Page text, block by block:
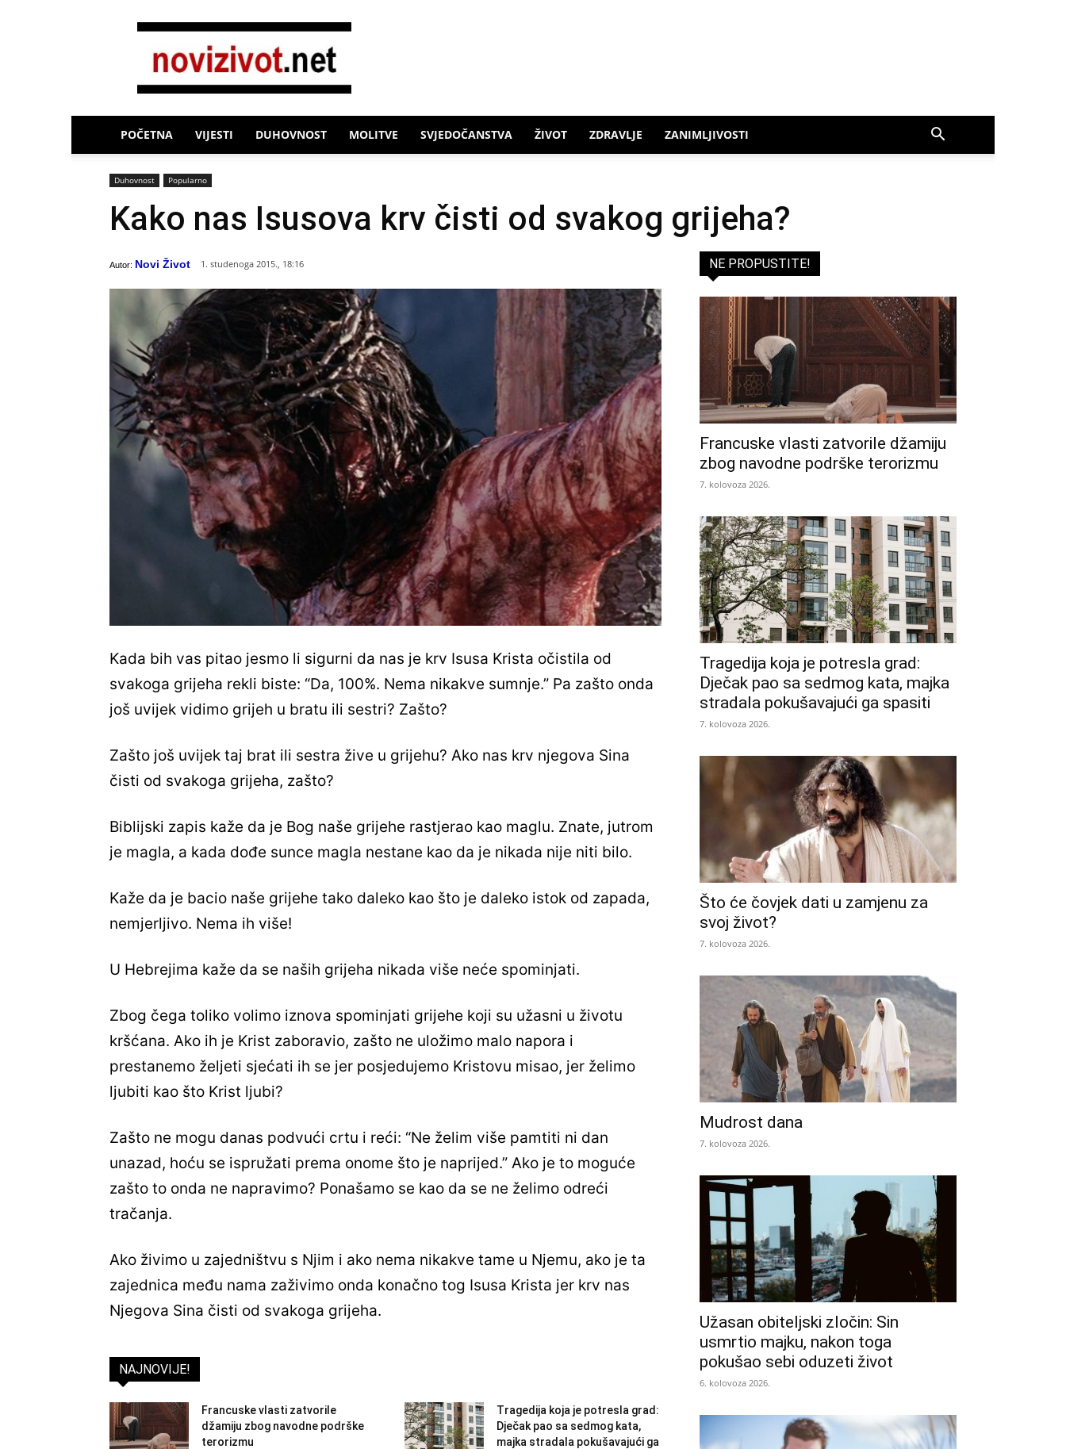
Novi
POČETNA VIJESTI DUHOVNOST MOLITVE SVJEDOČANSTVA ŽIVOT ZDRAVLJE ZANIMLJIVOSTI
Duhovnost Popularno
Kako nas Isusova krv čisti od svakog grijeha?
Autor: Novi Život 1. studenoga 2015., 18:16
Kada bih vas pitao jesmo li sigurni da nas je krv Isusa Krista očistila od
svakoga grijeha rekli biste: “Da, 100%. Nema nikakve sumnje.” Pa zašto onda
još uvijek vidimo grijeh u bratu ili sestri? Zašto?
Zašto još uvijek taj brat ili sestra žive u grijehu? Ako nas krv njegova Sina
čisti od svakoga grijeha, zašto?
Biblijski zapis kaže da je Bog naše grijehe rastjerao kao maglu. Znate, jutrom
je magla, a kada dođe sunce magla nestane kao da je nikada nije niti bilo.
Kaže da je bacio naše grijehe tako daleko kao što je daleko istok od zapada,
nemjerljivo. Nema ih više!
U Hebrejima kaže da se naših grijeha nikada više neće spominjati.
Zbog čega toliko volimo iznova spominjati grijehe koji su užasni u životu
kršćana. Ako ih je Krist zaboravio, zašto ne uložimo malo napora i
prestanemo željeti sjećati ih se jer posjedujemo Kristovu misao, jer želimo
ljubiti kao što Krist ljubi?
Zašto ne mogu danas podvući crtu i reći: “Ne želim više pamtiti ni dan
unazad, hoću se ispružati prema onome što je naprijed.” Ako je to moguće
zašto to onda ne napravimo? Ponašamo se kao da se ne želimo odreći
tračanja.
Ako živimo u zajedništvu s Njim i ako nema nikakve tame u Njemu, ako je ta
zajednica među nama zaživimo onda konačno tog Isusa Krista jer krv nas
Njegova Sina čisti od svakoga grijeha.
NAJNOVIJE!
Francuske vlasti zatvorile
džamiju zbog navodne podrške
terorizmu
Tragedija koja je potresla grad:
Dječak pao sa sedmog kata,
majka stradala pokušavajući ga
NE PROPUSTITE!
Francuske vlasti zatvorile džamiju
zbog navodne podrške terorizmu
7. kolovoza 2026.
Tragedija koja je potresla grad:
Dječak pao sa sedmog kata, majka
stradala pokušavajući ga spasiti
7. kolovoza 2026.
Što će čovjek dati u zamjenu za
svoj život?
7. kolovoza 2026.
Mudrost dana
7. kolovoza 2026.
Užasan obiteljski zločin: Sin
usmrtio majku, nakon toga
pokušao sebi oduzeti život
6. kolovoza 2026.